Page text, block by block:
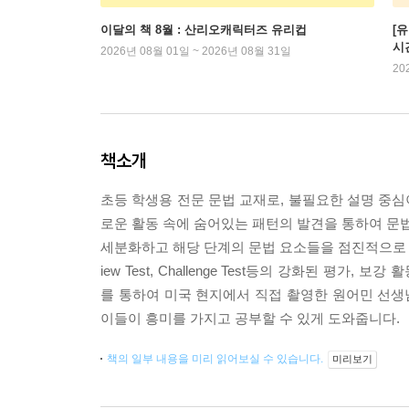
이달의 책 8월 : 산리오캐릭터즈 유리컵
2026년 08월 01일 ~ 2026년 08월 31일
[
시
책소개
초등 학생용 전문 문법 교재로, 불필요한 설명 중
로운 활동 속에 숨어있는 패턴의 발견을 통하여
세분화하고 해당 단계의 문법 요소들을 점진적으
iew Test, Challenge Test등의 강화된 평가, 보강
를 통하여 미국 현지에서 직접 촬영한 원어민 선
이들이 흥미를 가지고 공부할 수 있게 도와줍니다.
책의 일부 내용을 미리 읽어보실 수 있습니다. 미리보기